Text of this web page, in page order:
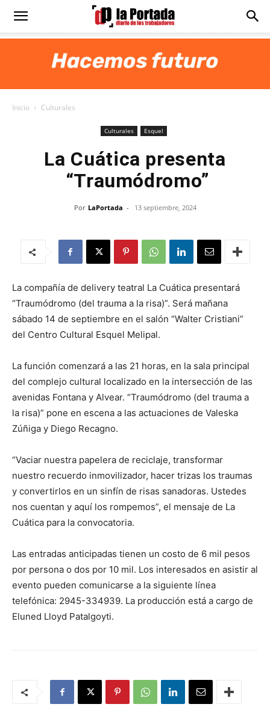
Diario
Inicio Culturales
Culturales Esquel
La Cuática presenta
“Traumódromo”
Por LaPortada - 13 septiembre, 2024
La compañía de delivery teatral La Cuática presentará
“Traumódromo (del trauma a la risa)”. Será mañana
sábado 14 de septiembre en el salón “Walter Cristiani”
del Centro Cultural Esquel Melipal.
La función comenzará a las 21 horas, en la sala principal
del complejo cultural localizado en la intersección de las
avenidas Fontana y Alvear. “Traumódromo (del trauma a
la risa)” pone en escena a las actuaciones de Valeska
Zúñiga y Diego Recagno.
“Vaciar nuestra papelera de reciclaje, transformar
nuestro recuerdo inmovilizador, hacer trizas los traumas
y convertirlos en un sinfín de risas sanadoras. Ustedes
nos cuentan y aquí los rompemos”, el mensaje de La
Cuática para la convocatoria.
Las entradas anticipadas tienen un costo de 6 mil pesos
por persona o dos por 10 mil. Los interesados en asistir al
evento pueden comunicarse a la siguiente línea
telefónica: 2945-334939. La producción está a cargo de
Eluned Lloyd Patalgoyti.